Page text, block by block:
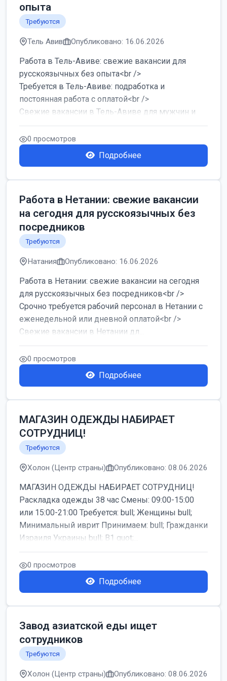
опыта
Требуются
Тель Авив Опубликовано: 16.06.2026
Работа в Тель-Авиве: свежие вакансии для
русскоязычных без опыта<br />
Требуется в Тель-Авиве: подработка и
постоянная работа с оплатой<br />
Свежие вакансии в Тель-Авиве для мужчин и
женщин от хозя...
0 просмотров
Подробнее
Работа в Нетании: свежие вакансии
на сегодня для русскоязычных без
посредников
Требуются
Натания Опубликовано: 16.06.2026
Работа в Нетании: свежие вакансии на сегодня
для русскоязычных без посредников<br />
Срочно требуется рабочий персонал в Нетании с
еженедельной или дневной оплатой<br />
Свежие вакансии в Нетании дл...
0 просмотров
Подробнее
МАГАЗИН ОДЕЖДЫ НАБИРАЕТ
СОТРУДНИЦ!
Требуются
Холон (Центр страны) Опубликовано: 08.06.2026
МАГАЗИН ОДЕЖДЫ НАБИРАЕТ СОТРУДНИЦ!
Раскладка одежды 38 час Смены: 09:00-15:00
или 15:00-21:00 Требуется: bull; Женщины bull;
Минимальный иврит Принимаем: bull; Гражданки
Израиля Украины bull; B1 quot;...
0 просмотров
Подробнее
Завод азиатской еды ищет
сотрудников
Требуются
Холон (Центр страны) Опубликовано: 08.06.2026